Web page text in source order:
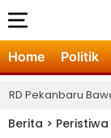
Home Politik
Pekanbaru Bawa
Berita > Peristiwa